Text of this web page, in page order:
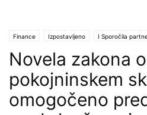
Finance Izpostavljeno Ι Sporočila
Novela zakona
pokojninskem
omogočeno